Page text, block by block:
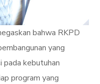
bahwa RKPD
yang
pada kebutuhan
program yang